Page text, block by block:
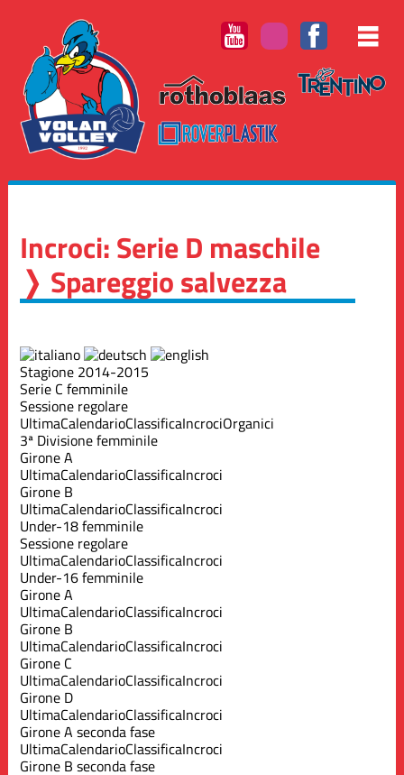
Incroci: Serie D maschile
❭ Spareggio salvezza
Stagione 2014-2015
Serie C femminile
Sessione regolare
UltimaCalendarioClassificaIncrociOrganici
3ª Divisione femminile
Girone A
UltimaCalendarioClassificaIncroci
Girone B
UltimaCalendarioClassificaIncroci
Under-18 femminile
Sessione regolare
UltimaCalendarioClassificaIncroci
Under-16 femminile
Girone A
UltimaCalendarioClassificaIncroci
Girone B
UltimaCalendarioClassificaIncroci
Girone C
UltimaCalendarioClassificaIncroci
Girone D
UltimaCalendarioClassificaIncroci
Girone A seconda fase
UltimaCalendarioClassificaIncroci
Girone B seconda fase